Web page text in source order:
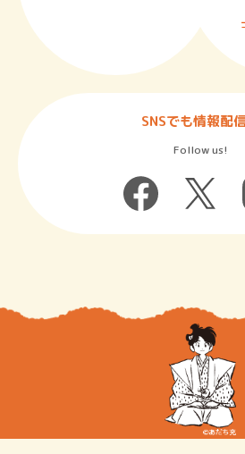
SNSでも情報配
Follow us!